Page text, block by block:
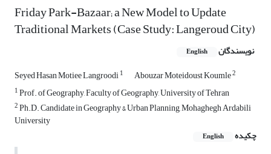
Friday Park-Bazaar; a New Model to Update
Traditional Markets (Case Study: Langeroud City)
نویسندگان English
Seyed Hasan Motiee Langroodi1 Abouzar Moteidoust Koumle2
1Prof. of Geography, Faculty of Geography, University of Tehran
2Ph.D. Candidate in Geography & Urban Planning, Mohaghegh Ardabili
University
چکیده
English